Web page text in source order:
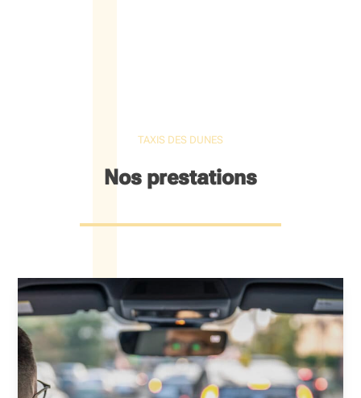
TAXIS DES DUNES
Nos prestations